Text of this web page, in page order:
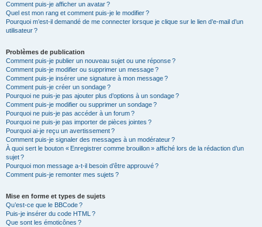
Comment puis-je afficher un avatar ?
Quel est mon rang et comment puis-je le modifier ?
Pourquoi m’est-il demandé de me connecter lorsque je clique sur le lien d’e-mail d’un
utilisateur ?
Problèmes de publication
Comment puis-je publier un nouveau sujet ou une réponse ?
Comment puis-je modifier ou supprimer un message ?
Comment puis-je insérer une signature à mon message ?
Comment puis-je créer un sondage ?
Pourquoi ne puis-je pas ajouter plus d’options à un sondage ?
Comment puis-je modifier ou supprimer un sondage ?
Pourquoi ne puis-je pas accéder à un forum ?
Pourquoi ne puis-je pas importer de pièces jointes ?
Pourquoi ai-je reçu un avertissement ?
Comment puis-je signaler des messages à un modérateur ?
À quoi sert le bouton « Enregistrer comme brouillon » affiché lors de la rédaction d’un
sujet ?
Pourquoi mon message a-t-il besoin d’être approuvé ?
Comment puis-je remonter mes sujets ?
Mise en forme et types de sujets
Qu’est-ce que le BBCode ?
Puis-je insérer du code HTML ?
Que sont les émoticônes ?